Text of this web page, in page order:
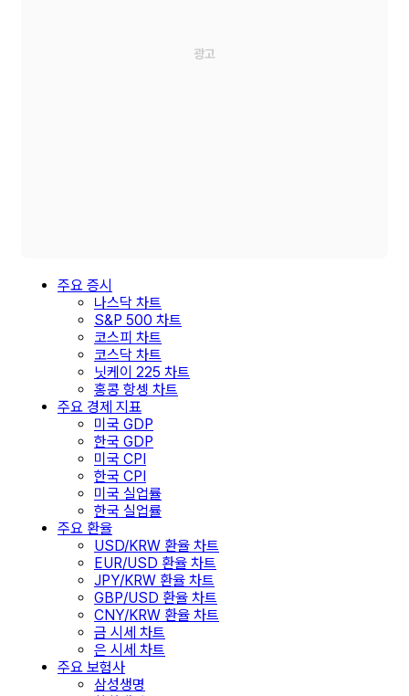
주요 증시
나스닥 차트
S&P 500 차트
코스피 차트
코스닥 차트
닛케이 225 차트
홍콩 항셍 차트
주요 경제 지표
미국 GDP
한국 GDP
미국 CPI
한국 CPI
미국 실업률
한국 실업률
주요 환율
USD/KRW 환율 차트
EUR/USD 환율 차트
JPY/KRW 환율 차트
GBP/USD 환율 차트
CNY/KRW 환율 차트
금 시세 차트
은 시세 차트
주요 보험사
삼성생명